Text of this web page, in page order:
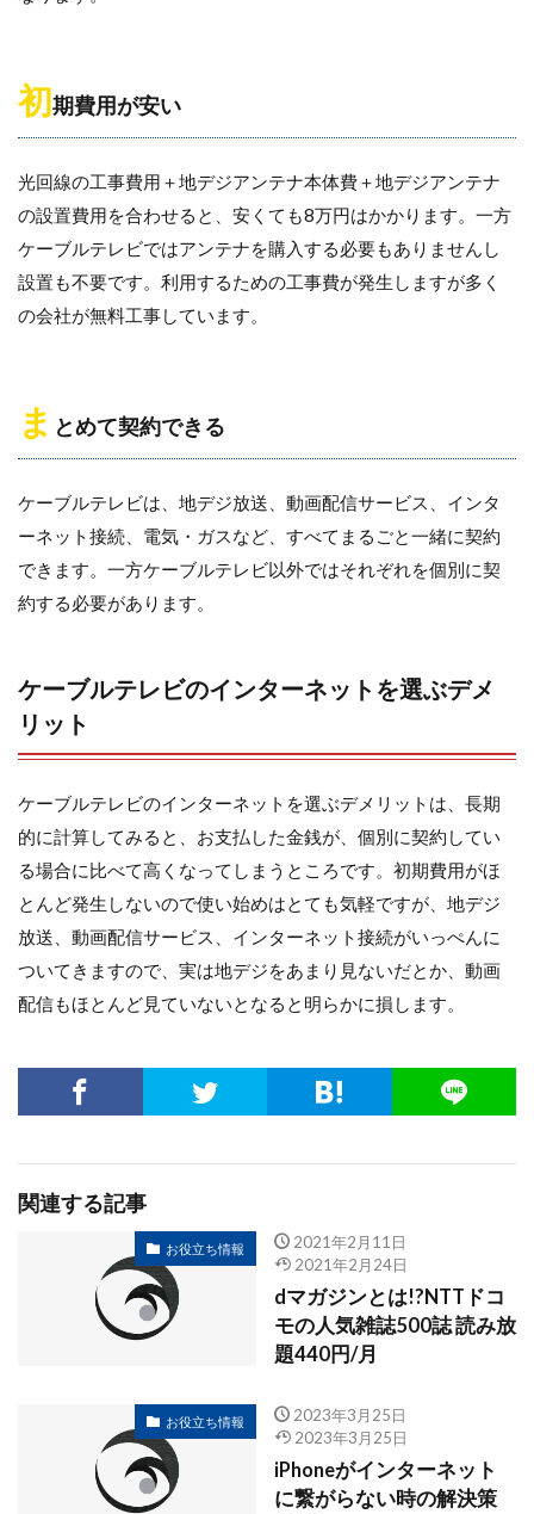
初期費用が安い
光回線の工事費用＋地デジアンテナ本体費＋地デジアンテナ
の設置費用を合わせると、安くても8万円はかかります。一方
ケーブルテレビではアンテナを購入する必要もありませんし
設置も不要です。利用するための工事費が発生しますが多く
の会社が無料工事しています。
ま とめて契約できる
ケーブルテレビは、地デジ放送、動画配信サービス、インタ
ーネット接続、電気・ガスなど、すべてまるごと一緒に契約
できます。一方ケーブルテレビ以外ではそれぞれを個別に契
約する必要があります。
ケーブルテレビのインターネットを選ぶデメ
リット
ケーブルテレビのインターネットを選ぶデメリットは、長期
的に計算してみると、お支払した金銭が、個別に契約してい
る場合に比べて高くなってしまうところです。初期費用がほ
とんど発生しないので使い始めはとても気軽ですが、地デジ
放送、動画配信サービス、インターネット接続がいっぺんに
ついてきますので、実は地デジをあまり見ないだとか、動画
配信もほとんど見ていないとなると明らかに損します。
関連する記事
お役立ち情報
2021年2月11日
2021年2月24日
dマガジンとは!?NTTドコ
モの人気雑誌500誌 読み放
題440円/月
お役立ち情報
2023年3月25日
2023年3月25日
iPhoneがインターネット
に繋がらない時の解決策